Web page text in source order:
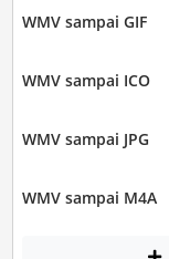
WMV sampai GIF
WMV sampai ICO
WMV sampai JPG
WMV sampai M4A